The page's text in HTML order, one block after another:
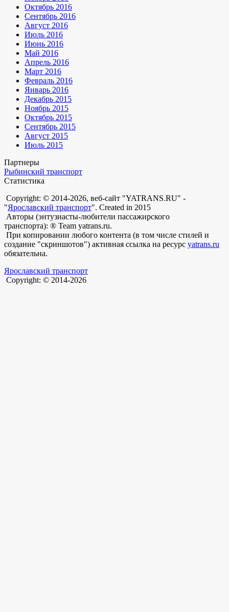
Октябрь 2016
Сентябрь 2016
Август 2016
Июль 2016
Июнь 2016
Май 2016
Апрель 2016
Март 2016
Февраль 2016
Январь 2016
Декабрь 2015
Ноябрь 2015
Октябрь 2015
Сентябрь 2015
Август 2015
Июль 2015
Партнеры
Рыбинский транспорт
Статистика
Copyright: © 2014-2026, веб-сайт "YATRANS.RU" -
"Ярославский транспорт". Created in 2015
Авторы (энтузиасты-любители пассажирского
транспорта): ® Team yatrans.ru.
При копировании любого контента (в том числе стилей и
создание "скриншотов") активная ссылка на ресурс yatrans.ru
обязательна.
Ярославский транспорт
Copyright: © 2014-2026